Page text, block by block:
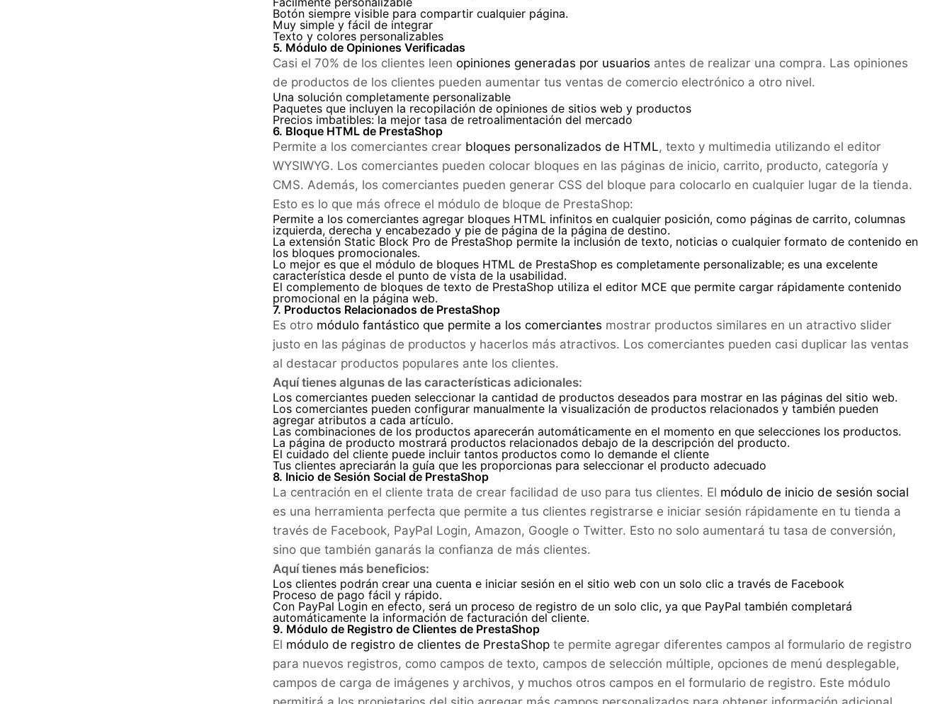
Botón siempre visible para compartir cualquier página.
Muy simple y fácil de integrar
Texto y colores personalizables
5. Módulo de Opiniones Verificadas
Casi el 70% de los clientes leen opiniones generadas por usuarios antes de realizar una compra. Las opiniones
de productos de los clientes pueden aumentar tus ventas de comercio electrónico a otro nivel.
Una solución completamente personalizable
Paquetes que incluyen la recopilación de opiniones de sitios web y productos
Precios imbatibles: la mejor tasa de retroalimentación del mercado
6. Bloque HTML de PrestaShop
Permite a los comerciantes crear bloques personalizados de HTML, texto y multimedia utilizando el editor
WYSIWYG. Los comerciantes pueden colocar bloques en las páginas de inicio, carrito, producto, categoría y
CMS. Además, los comerciantes pueden generar CSS del bloque para colocarlo en cualquier lugar de la tienda.
Esto es lo que más ofrece el módulo de bloque de PrestaShop:
Permite a los comerciantes agregar bloques HTML infinitos en cualquier posición, como páginas de carrito, columnas
izquierda, derecha y encabezado y pie de página de la página de destino.
La extensión Static Block Pro de PrestaShop permite la inclusión de texto, noticias o cualquier formato de contenido en
los bloques promocionales.
Lo mejor es que el módulo de bloques HTML de PrestaShop es completamente personalizable; es una excelente
característica desde el punto de vista de la usabilidad.
El complemento de bloques de texto de PrestaShop utiliza el editor MCE que permite cargar rápidamente contenido
promocional en la página web.
7. Productos Relacionados de PrestaShop
Es otro módulo fantástico que permite a los comerciantes mostrar productos similares en un atractivo slider
justo en las páginas de productos y hacerlos más atractivos. Los comerciantes pueden casi duplicar las ventas
al destacar productos populares ante los clientes.
Aquí tienes algunas de las características adicionales:
Los comerciantes pueden seleccionar la cantidad de productos deseados para mostrar en las páginas del sitio web.
Los comerciantes pueden configurar manualmente la visualización de productos relacionados y también pueden
agregar atributos a cada artículo.
Las combinaciones de los productos aparecerán automáticamente en el momento en que selecciones los productos.
La página de producto mostrará productos relacionados debajo de la descripción del producto.
El cuidado del cliente puede incluir tantos productos como lo demande el cliente
Tus clientes apreciarán la guía que les proporcionas para seleccionar el producto adecuado
8. Inicio de Sesión Social de PrestaShop
La centración en el cliente trata de crear facilidad de uso para tus clientes. El módulo de inicio de sesión social
es una herramienta perfecta que permite a tus clientes registrarse e iniciar sesión rápidamente en tu tienda a
través de Facebook, PayPal Login, Amazon, Google o Twitter. Esto no solo aumentará tu tasa de conversión,
sino que también ganarás la confianza de más clientes.
Aquí tienes más beneficios:
Los clientes podrán crear una cuenta e iniciar sesión en el sitio web con un solo clic a través de Facebook
Proceso de pago fácil y rápido.
Con PayPal Login en efecto, será un proceso de registro de un solo clic, ya que PayPal también completará
automáticamente la información de facturación del cliente.
9. Módulo de Registro de Clientes de PrestaShop
El módulo de registro de clientes de PrestaShop te permite agregar diferentes campos al formulario de registro
para nuevos registros, como campos de texto, campos de selección múltiple, opciones de menú desplegable,
campos de carga de imágenes y archivos, y muchos otros campos en el formulario de registro. Este módulo